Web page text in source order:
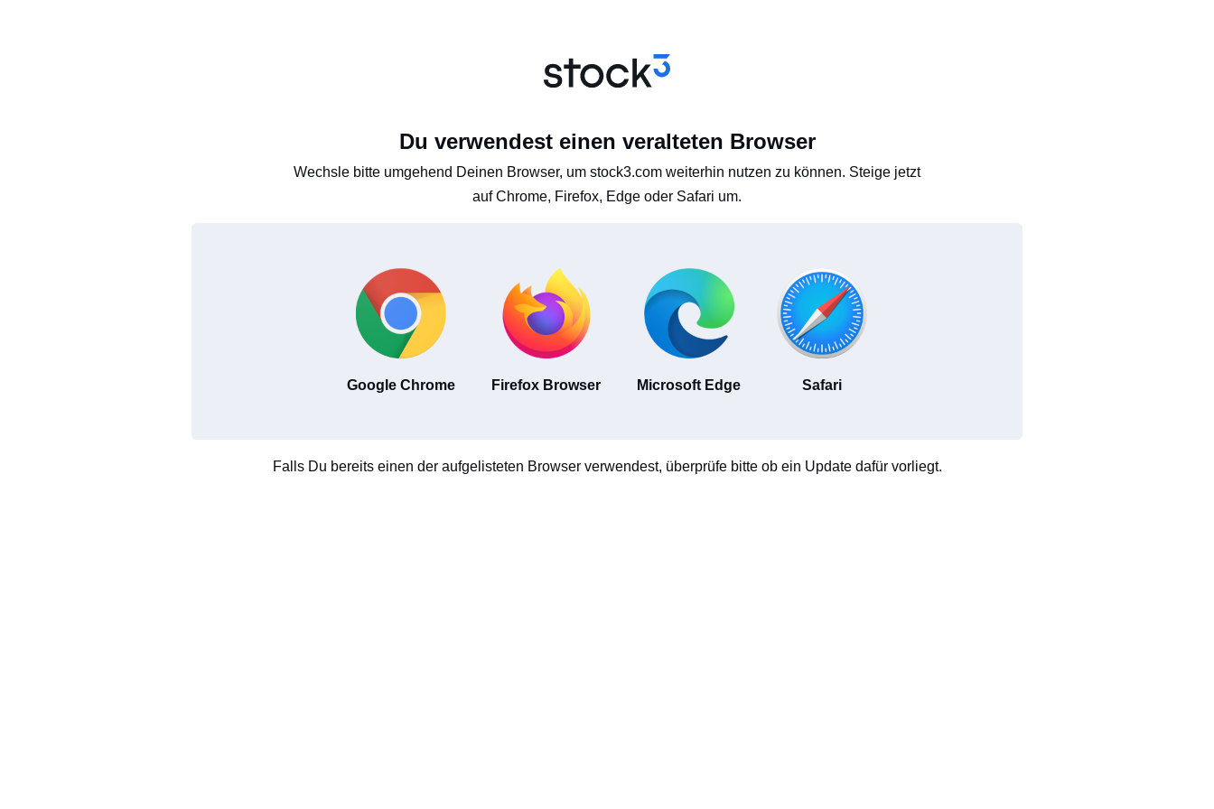
Du verwendest einen veralteten Browser
Wechsle bitte umgehend Deinen Browser, um stock3.com weiterhin nutzen zu können. Steige jetzt
auf Chrome, Firefox, Edge oder Safari um.
Google Chrome Firefox Browser Microsoft Edge Safari
Falls Du bereits einen der aufgelisteten Browser verwendest, überprüfe bitte ob ein Update dafür vorliegt.